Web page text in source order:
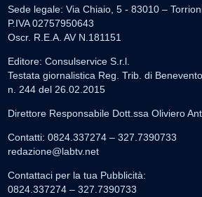
Sede legale: Via Chiaio, 5 - 83010 –
P.IVA 02757950643
Oscr. R.E.A. AV N.181151
Editore: Consulservice S.r.l.
Testata giornalistica Reg. Trib. di Benevento
n. 244 del 26.02.2015
Direttore Responsabile Dott.ssa Oliviero
Contatti: 0824.337274 – 327.7390733
redazione@labtv.net
Contattaci per la tua Pubblicità:
0824.337274 – 327.7390733